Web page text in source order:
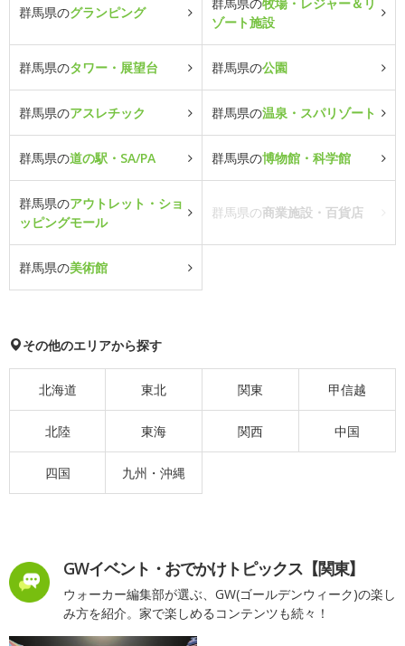
群馬県のグランピング
ゾート施設
群馬県のタワー・展望台 群馬県の公園
群馬県のアスレチック 群馬県の温泉・スパリゾート
群馬県の道の駅・SA/PA 群馬県の博物館・科学館
群馬県のアウトレット・ショ
ッピングモール
群馬県の商業施設・百貨店
群馬県の美術館
その他のエリアから探す
北海道 東北 関東 甲信越
北陸 東海 関西 中国
四国 九州・沖縄
GWイベント・おでかけトピックス【関東】
ウォーカー編集部が選ぶ、GW(ゴールデンウィーク)の楽し
み方を紹介。家で楽しめるコンテンツも続々！